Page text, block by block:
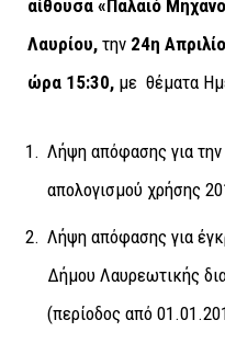
αίθουσα «Παλαιό
Λαυρίου, την 24η
ώρα 15:30, με θέματα
Λήψη απόφασης για
απολογισμού χρήσης
Λήψη απόφασης για
Δήμου Λαυρεωτικής
(περίοδος από